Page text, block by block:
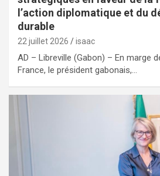
l’action diplomatique et du
durable
22 juillet 2026 isaac
AD – Libreville (Gabon) – En marge
France, le président gabonais,…